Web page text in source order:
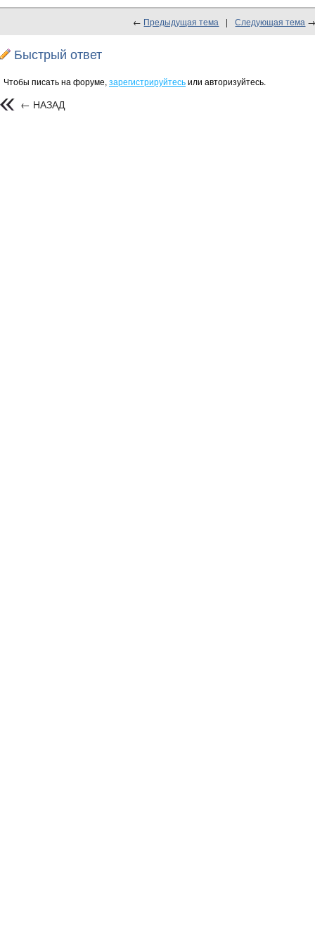
← Предыдущая тема | Следующая тема
Быстрый ответ
Чтобы писать на форуме, зарегистрируйтесьили авторизуйтесь.
← НАЗАД